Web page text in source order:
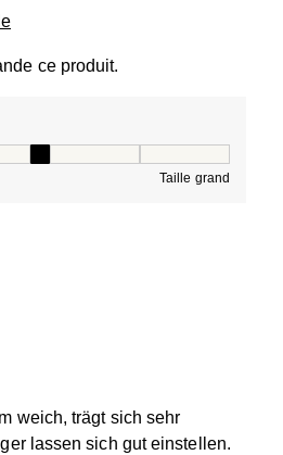
ce produit.
Taille grand
weich, trägt sich sehr
lassen sich gut einstellen.